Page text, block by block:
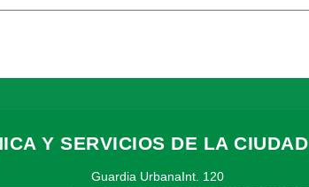
Y SERVICIOS DE LA CIUDAD
Guardia UrbanaInt. 120